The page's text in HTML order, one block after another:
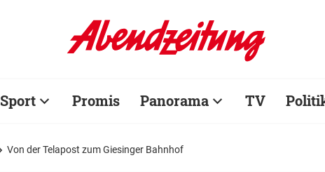
Sport Promis Panorama TV
Von der Telapost zum Giesinger Bahnhof